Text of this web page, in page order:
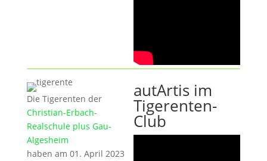
Die Tigerenten der
Christian-Erbach-
Realschule plus Gau-
Algesheim
haben am 01. April 2023
autArtis im
Tigerenten-
Club